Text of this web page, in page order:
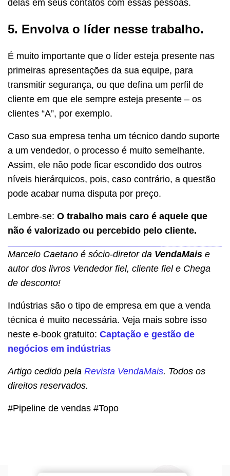
delas em seus contatos com essas pessoas.
5. Envolva o líder nesse trabalho.
É muito importante que o líder esteja presente nas
primeiras apresentações da sua equipe, para
transmitir segurança, ou que defina um perfil de
cliente em que ele sempre esteja presente – os
clientes “A”, por exemplo.
Caso sua empresa tenha um técnico dando suporte
a um vendedor, o processo é muito semelhante.
Assim, ele não pode ficar escondido dos outros
níveis hierárquicos, pois, caso contrário, a questão
pode acabar numa disputa por preço.
Lembre-se: O trabalho mais caro é aquele que
não é valorizado ou percebido pelo cliente.
Marcelo Caetano é sócio-diretor da VendaMais e
autor dos livros Vendedor fiel, cliente fiel e Chega
de desconto!
Indústrias são o tipo de empresa em que a venda
técnica é muito necessária. Veja mais sobre isso
neste e-book gratuito: Captação e gestão de
negócios em indústrias
Artigo cedido pela Revista VendaMais. Todos os
direitos reservados.
#Pipeline de vendas #Topo